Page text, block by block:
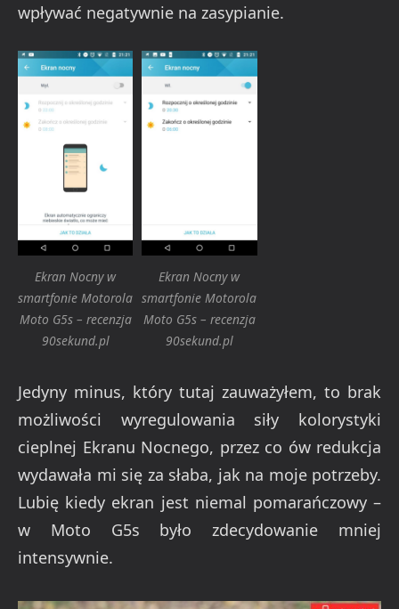
wpływać negatywnie na zasypianie.
Ekran Nocny w
smartfonie Motorola
Moto G5s – recenzja
90sekund.pl
Ekran Nocny w
smartfonie Motorola
Moto G5s – recenzja
90sekund.pl
Jedyny minus, który tutaj zauważyłem, to brak
możliwości wyregulowania siły kolorystyki
cieplnej Ekranu Nocnego, przez co ów redukcja
wydawała mi się za słaba, jak na moje potrzeby.
Lubię kiedy ekran jest niemal pomarańczowy –
w Moto G5s było zdecydowanie mniej
intensywnie.